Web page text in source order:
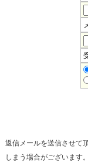
返信メールを送信させて
しまう場合がございます。